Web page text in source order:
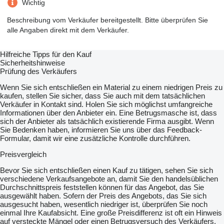
Wichtig
Beschreibung vom Verkäufer bereitgestellt. Bitte überprüfen Sie
alle Angaben direkt mit dem Verkäufer.
Hilfreiche Tipps für den Kauf
Sicherheitshinweise
Prüfung des Verkäufers
Wenn Sie sich entschließen ein Material zu einem niedrigen Preis zu
kaufen, stellen Sie sicher, dass Sie auch mit dem tatsächlichen
Verkäufer in Kontakt sind. Holen Sie sich möglichst umfangreiche
Informationen über den Anbieter ein. Eine Betrugsmasche ist, dass
sich der Anbieter als tatsächlich existierende Firma ausgibt. Wenn
Sie Bedenken haben, informieren Sie uns über das Feedback-
Formular, damit wir eine zusätzliche Kontrolle durchführen.
Preisvergleich
Bevor Sie sich entschließen einen Kauf zu tätigen, sehen Sie sich
verschiedene Verkaufsangebote an, damit Sie den handelsüblichen
Durchschnittspreis feststellen können für das Angebot, das Sie
ausgewählt haben. Sofern der Preis des Angebots, das Sie sich
ausgesucht haben, wesentlich niedriger ist, überprüfen Sie noch
einmal Ihre Kaufabsicht. Eine große Preisdifferenz ist oft ein Hinweis
auf versteckte Mängel oder einen Betrugsversuch des Verkäufers.